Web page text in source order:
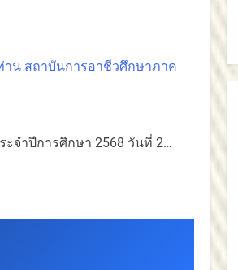
น สถาบันการอาชีวศึกษาภาค
จำปีการศึกษา 2568 วันที่ 2…